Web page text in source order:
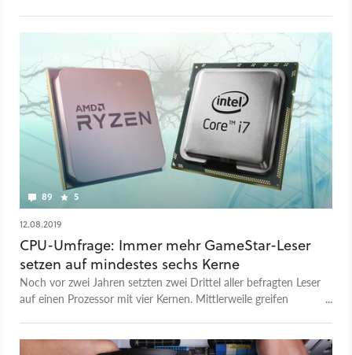
89 5
12.08.2019
CPU-Umfrage: Immer mehr GameStar-Leser
setzen auf mindestes sechs Kerne
Noch vor zwei Jahren setzten zwei Drittel aller befragten Leser
auf einen Prozessor mit vier Kernen. Mittlerweile greifen